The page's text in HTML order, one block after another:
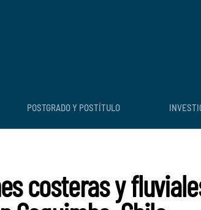
POSTGRADO Y POSTÍTULO
costeras y